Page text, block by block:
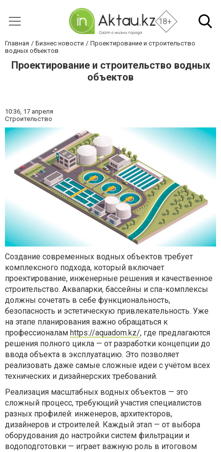
18+
Главная Бизнес новости
Проектирование и строительство
водных объектов
Проектирование и строительство водных
объектов
10:36, 17 апреля
Строительство
Создание современных водных объектов требует
комплексного подхода, который включает
проектирование, инженерные решения и качественное
строительство. Аквапарки, бассейны и спа-комплексы
должны сочетать в себе функциональность,
безопасность и эстетическую привлекательность. Уже
на этапе планирования важно обращаться к
профессионалам https://aquadom.kz/, где предлагаются
решения полного цикла — от разработки концепции до
ввода объекта в эксплуатацию. Это позволяет
реализовать даже самые сложные идеи с учётом всех
технических и дизайнерских требований.
Реализация масштабных водных объектов — это
сложный процесс, требующий участия специалистов
разных профилей: инженеров, архитекторов,
дизайнеров и строителей. Каждый этап — от выбора
оборудования до настройки систем фильтрации и
водоподготовки — играет важную роль в итоговом